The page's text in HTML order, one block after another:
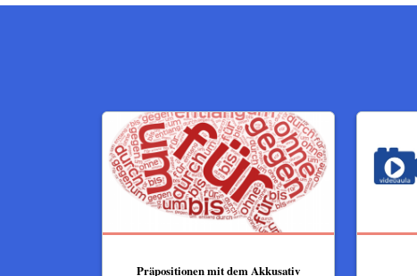
Präpositionen mit dem Akkusativ